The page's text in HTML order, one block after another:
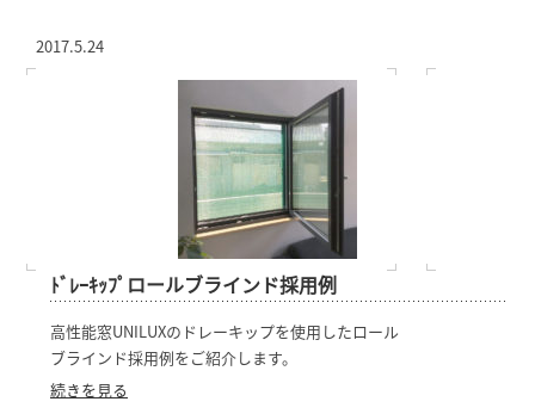
2017.5.24
ﾄﾞﾚｰｷｯﾌﾟロールブラインド採用例
高性能窓UNILUXのドレーキップを使用したロール
ブラインド採用例をご紹介します。
続きを見る